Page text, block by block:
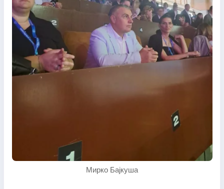
Мирко Бајкуша